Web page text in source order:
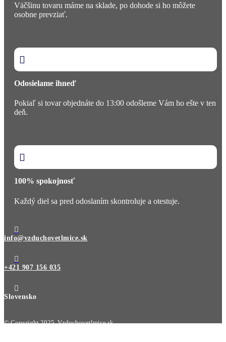
Väčšinu tovaru máme na sklade, po dohode si ho môžete
osobne prevziať.

Odosielame ihneď
Pokiaľ si tovar objednáte do 13:00 odošleme Vám ho ešte v ten
deň.

100% spokojnosť
Každý diel sa pred odoslaním skontroluje a otestuje.

info@vzduchovetlmice.sk

+421 907 156 035

Slovensko
© Copyright 2025. Vzduchovetlmice.sk